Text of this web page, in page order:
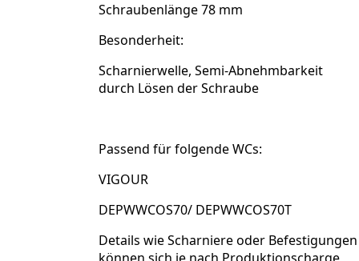
Schraubenlänge 78 mm
Besonderheit:
Scharnierwelle, Semi-Abnehmbarkeit
durch Lösen der Schraube
Passend für folgende WCs:
VIGOUR
DEPWWCOS70/ DEPWWCOS70T
Details wie Scharniere oder Befestigungen